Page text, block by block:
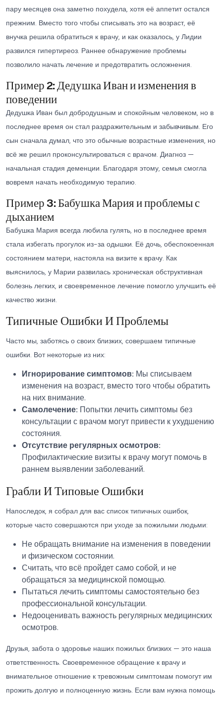
пару месяцев она заметно похудела, хотя её аппетит остался
прежним. Вместо того чтобы списывать это на возраст, её
внучка решила обратиться к врачу, и как оказалось, у Лидии
развился гипертиреоз. Раннее обнаружение проблемы
позволило начать лечение и предотвратить осложнения.
Пример 2: Дедушка Иван и изменения в
поведении
Дедушка Иван был добродушным и спокойным человеком, но в
последнее время он стал раздражительным и забывчивым. Его
сын сначала думал, что это обычные возрастные изменения, но
всё же решил проконсультироваться с врачом. Диагноз —
начальная стадия деменции. Благодаря этому, семья смогла
вовремя начать необходимую терапию.
Пример 3: Бабушка Мария и проблемы с
дыханием
Бабушка Мария всегда любила гулять, но в последнее время
стала избегать прогулок из-за одышки. Её дочь, обеспокоенная
состоянием матери, настояла на визите к врачу. Как
выяснилось, у Марии развилась хроническая обструктивная
болезнь легких, и своевременное лечение помогло улучшить её
качество жизни.
Типичные Ошибки И Проблемы
Часто мы, заботясь о своих близких, совершаем типичные
ошибки. Вот некоторые из них:
Игнорирование симптомов: Мы списываем
изменения на возраст, вместо того чтобы обратить
на них внимание.
Самолечение: Попытки лечить симптомы без
консультации с врачом могут привести к ухудшению
состояния.
Отсутствие регулярных осмотров:
Профилактические визиты к врачу могут помочь в
раннем выявлении заболеваний.
Грабли И Типовые Ошибки
Напоследок, я собрал для вас список типичных ошибок,
которые часто совершаются при уходе за пожилыми людьми:
Не обращать внимание на изменения в поведении
и физическом состоянии.
Считать, что всё пройдет само собой, и не
обращаться за медицинской помощью.
Пытаться лечить симптомы самостоятельно без
профессиональной консультации.
Недооценивать важность регулярных медицинских
осмотров.
Друзья, забота о здоровье наших пожилых близких — это наша
ответственность. Своевременное обращение к врачу и
внимательное отношение к тревожным симптомам помогут им
прожить долгую и полноценную жизнь. Если вам нужна помощь